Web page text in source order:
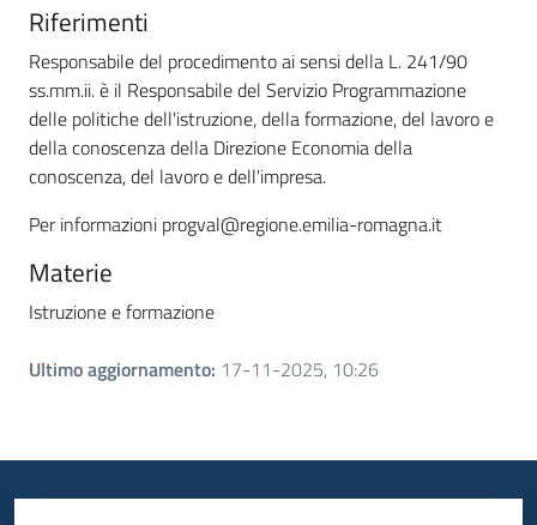
Riferimenti
Responsabile del procedimento ai sensi della L. 241/90
ss.mm.ii. è il Responsabile del Servizio Programmazione
delle politiche dell'istruzione, della formazione, del lavoro e
della conoscenza della Direzione Economia della
conoscenza, del lavoro e dell'impresa.
Per informazioni progval@regione.emilia-romagna.it
Materie
Istruzione e formazione
Ultimo aggiornamento: 17-11-2025, 10:26